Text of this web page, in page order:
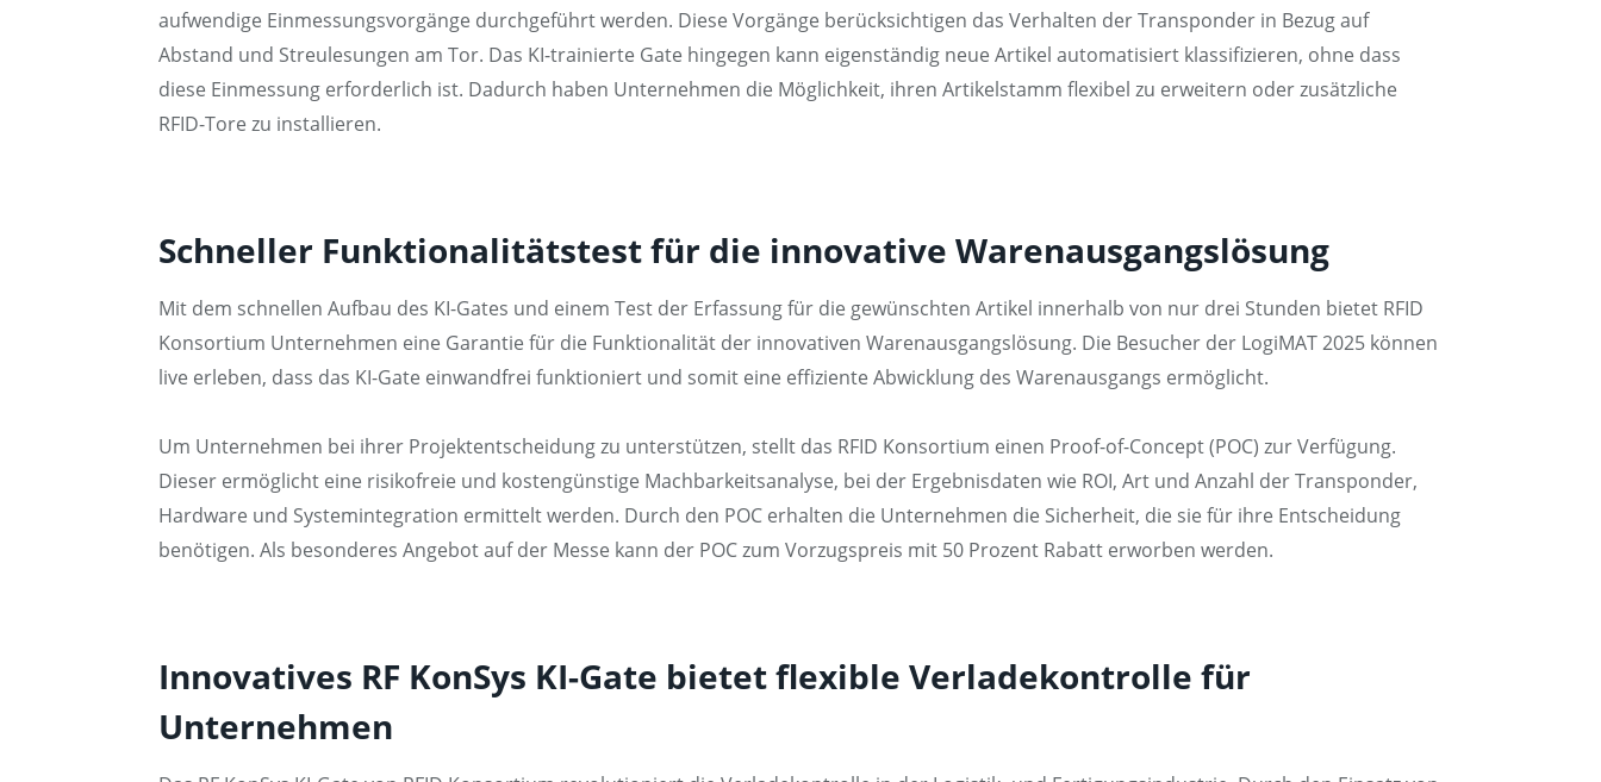
aufwendige Einmessungsvorgänge durchgeführt werden. Diese Vorgänge berücksichtigen das Verhalten der Transponder in Bezug auf
Abstand und Streulesungen am Tor. Das KI-trainierte Gate hingegen kann eigenständig neue Artikel automatisiert klassifizieren, ohne dass
diese Einmessung erforderlich ist. Dadurch haben Unternehmen die Möglichkeit, ihren Artikelstamm flexibel zu erweitern oder zusätzliche
RFID-Tore zu installieren.
Schneller Funktionalitätstest für die innovative Warenausgangslösung
Mit dem schnellen Aufbau des KI-Gates und einem Test der Erfassung für die gewünschten Artikel innerhalb von nur drei Stunden bietet RFID
Konsortium Unternehmen eine Garantie für die Funktionalität der innovativen Warenausgangslösung. Die Besucher der LogiMAT 2025 können
live erleben, dass das KI-Gate einwandfrei funktioniert und somit eine effiziente Abwicklung des Warenausgangs ermöglicht.
Um Unternehmen bei ihrer Projektentscheidung zu unterstützen, stellt das RFID Konsortium einen Proof-of-Concept (POC) zur Verfügung.
Dieser ermöglicht eine risikofreie und kostengünstige Machbarkeitsanalyse, bei der Ergebnisdaten wie ROI, Art und Anzahl der Transponder,
Hardware und Systemintegration ermittelt werden. Durch den POC erhalten die Unternehmen die Sicherheit, die sie für ihre Entscheidung
benötigen. Als besonderes Angebot auf der Messe kann der POC zum Vorzugspreis mit 50 Prozent Rabatt erworben werden.
Innovatives RF KonSys KI-Gate bietet flexible Verladekontrolle für
Unternehmen